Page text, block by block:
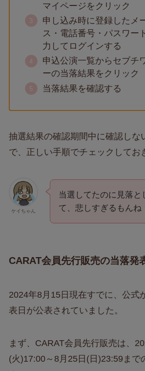
マイページをクリック
申し込み時に登録したメ
ス・電話番号・パスワー
力してログインする
申込公演一覧からセブチ
ーの当落結果をクリック
当落結果を確認する
抽選結果の確認期間中に確認しな
で、正しい手順でチェックしてお
ケイちゃん
当選してたのに見落と
て、悲しすぎるもんね
CARAT会員先行販売の当落発
2024年8月15日現在すでに、公式
表日が公表されていました。
まず、CARAT会員先行販売は、
(火)17:00～8月25日(日)23:59まで